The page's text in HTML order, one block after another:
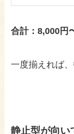
合計：8,000円
一度揃えれば
静止型が向い